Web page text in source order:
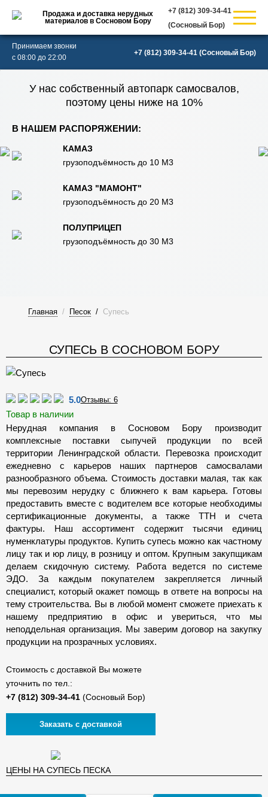
Продажа и доставка нерудных
материалов в Сосновом Бору
(Сосновый Бор)
Принимаем звонки
с 08:00 до 22:00
(Сосновый Бор)
В НАШЕМ РАСПОРЯЖЕНИИ:
КАМАЗ
грузоподъёмность до 10 М3
КАМАЗ "МАМОНТ"
грузоподъёмность до 20 М3
ПОЛУПРИЦЕП
грузоподъёмность до 30 М3
У нас собственный автопарк самосвалов,
поэтому цены ниже на 10%
Главная / Песок / Супесь
СУПЕСЬ В СОСНОВОМ БОРУ
5.0Отзывы: 6
Товар в наличии
Нерудная компания в Сосновом Бору производит
комплексные поставки сыпучей продукции по всей
территории Ленинградской области. Перевозка происходит
ежедневно с карьеров наших партнеров самосвалами
разнообразного объема. Стоимость доставки малая, так как
мы перевозим нерудку с ближнего к вам карьера. Готовы
предоставить вместе с водителем все которые необходимы
сертификационные документы, а также ТТН и счета
фактуры. Наш ассортимент содержит тысячи единиц
нуменклатуры продуктов. Купить супесь можно как частному
лицу так и юр лицу, в розницу и оптом. Крупным закупщикам
делаем скидочную систему. Работа ведется по системе
ЭДО. За каждым покупателем закрепляется личный
специалист, который окажет помощь в ответе на вопросы на
тему строительства. Вы в любой момент сможете приехать к
нашему предприятию в офис и увериться, что мы
неподдельная организация. Мы заверим договор на закупку
продукции на прозрачных условиях.
Стоимость с доставкой Вы можете
уточнить по тел.:
(Сосновый Бор)
Заказать с доставкой
ЦЕНЫ НА СУПЕСЬ ПЕСКА